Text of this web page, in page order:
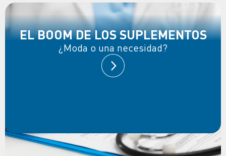
EL BOOM DE LOS SUPLEMENTOS
¿Moda o una necesidad?